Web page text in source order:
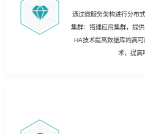
通过微服务架构进行分布
集群：搭建应用集群，提
HA技术提高数据库的高
术，提高